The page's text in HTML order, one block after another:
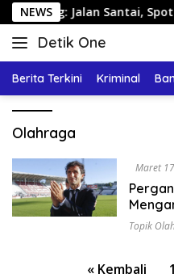
Langsung
ke
konten
NEWS
Jalan Santai, Spot Foto,
Detik One
Tajam
Fakta
Berita Terkini Kriminal
Olahraga
Maret
Topik
« Kembali 1